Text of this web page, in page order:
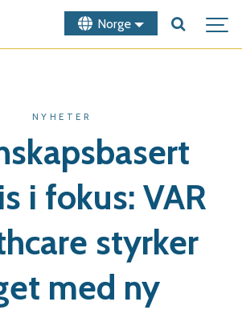
Norge
NYHETER
i fokus: VAR
styrker
med ny